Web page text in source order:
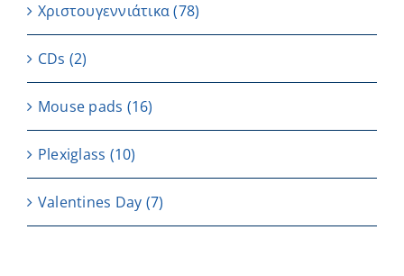
Χριστουγεννιάτικα(78)
CDs (2)
Μouse pads (16)
Plexiglass (10)
Valentines Day (7)